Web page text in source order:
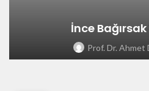
İnce
Prof. Dr. Ahmet